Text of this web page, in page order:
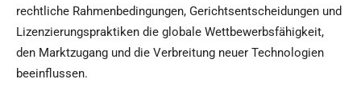
rechtliche Rahmenbedingungen, Gerichtsentscheidungen und
Lizenzierungspraktiken die globale Wettbewerbsfähigkeit,
den Marktzugang und die Verbreitung neuer Technologien
beeinflussen.